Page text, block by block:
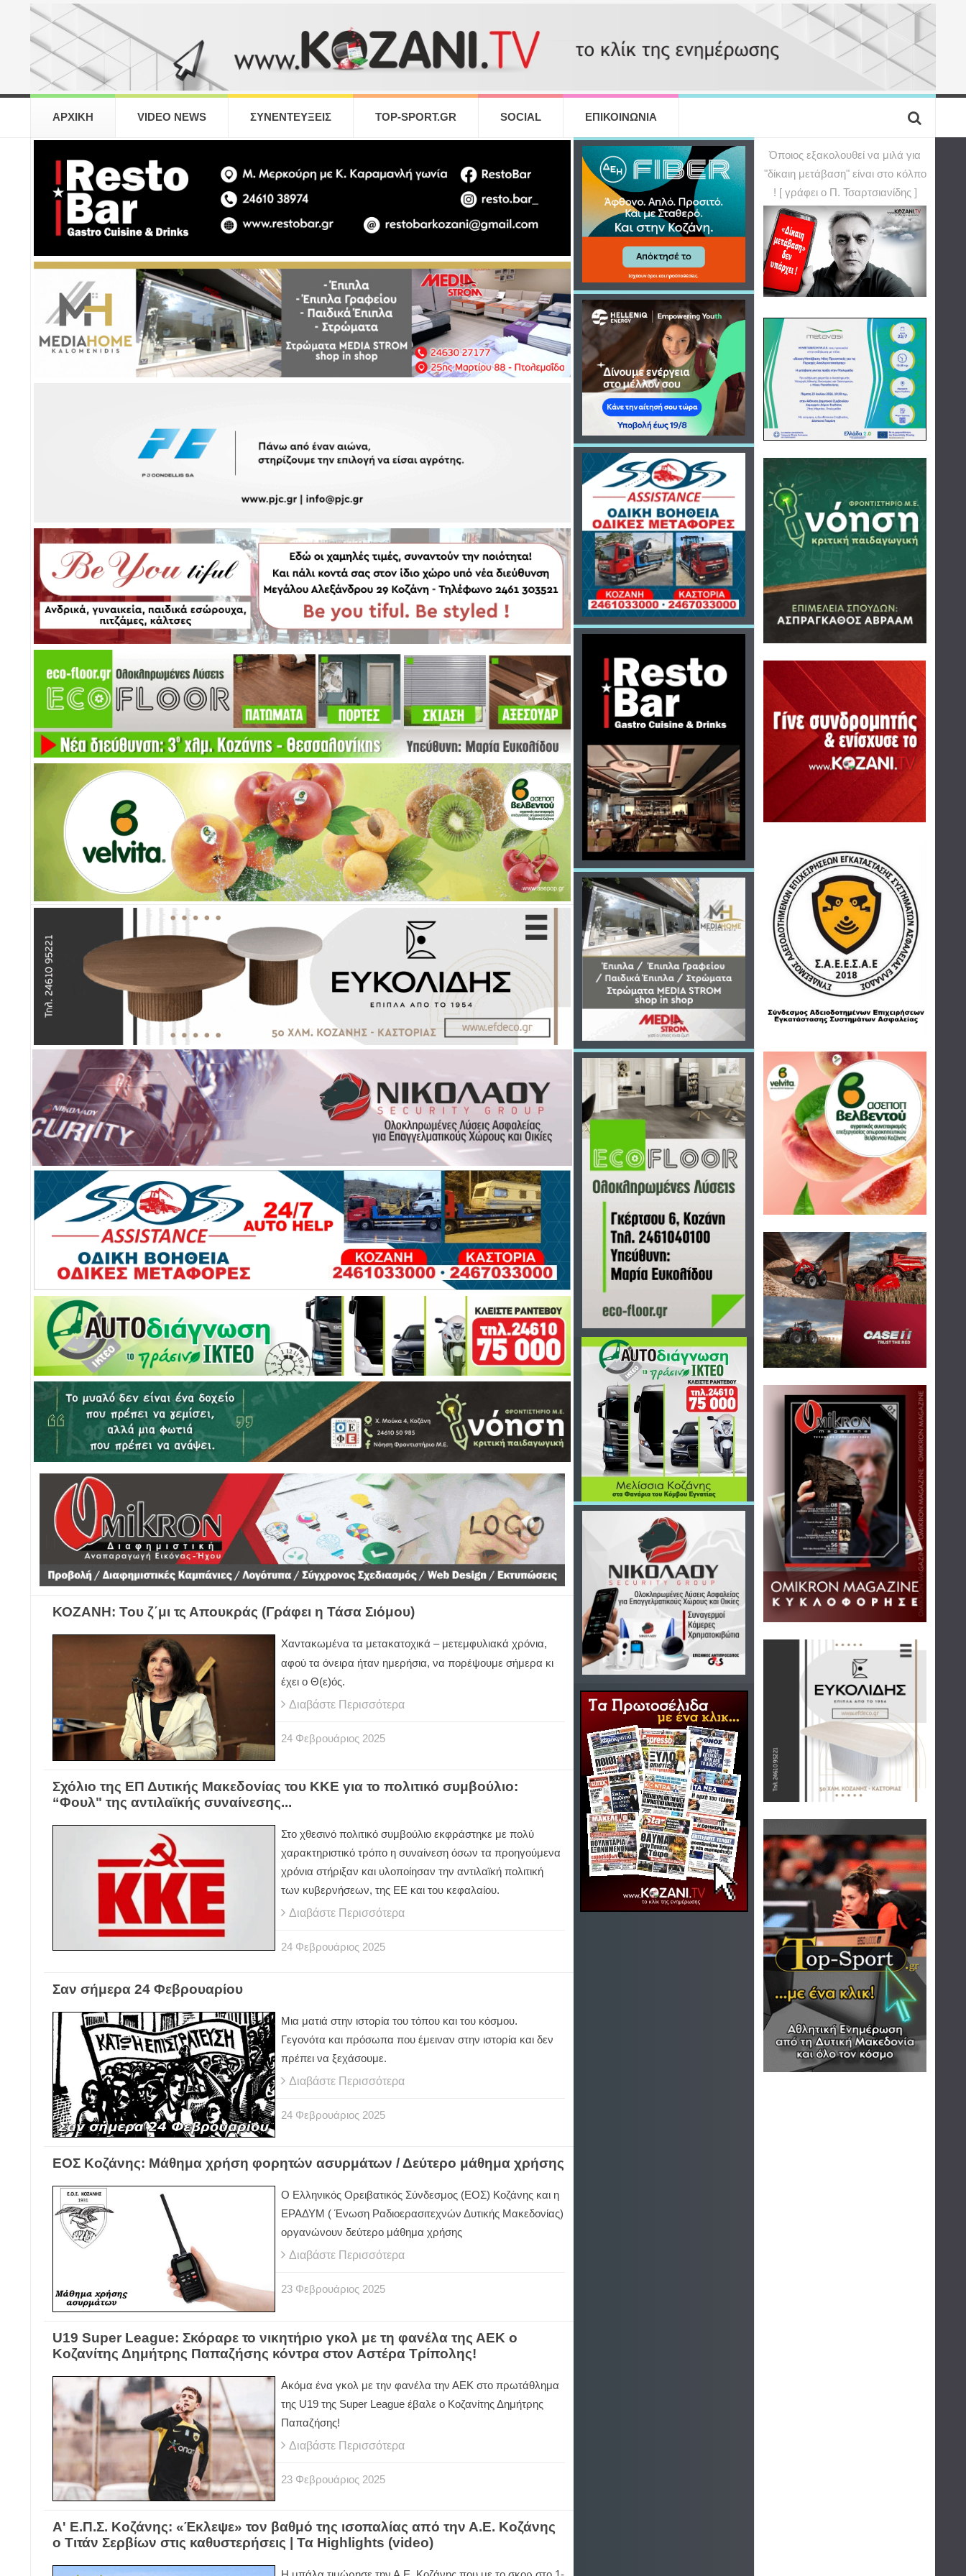
ΑΡΧΙΚΗ VIDEO NEWS ΣΥΝΕΝΤΕΥΞΕΙΣ TOP-SPORT.GR SOCIAL ΕΠΙΚΟΙΝΩΝΙΑ
ΚΟΖΑΝΗ: Του ζ΄μι τς Απουκράς (Γράφει η Τάσα Σιόμου)
Χαντακωμένα τα μετακατοχικά – μετεμφυλιακά χρόνια,
αφού τα όνειρα ήταν ημερήσια, να πορέψουμε σήμερα κι
έχει ο Θ(ε)ός.
Διαβάστε Περισσότερα
24 Φεβρουάριος 2025
Σχόλιο της ΕΠ Δυτικής Μακεδονίας του ΚΚΕ για το πολιτικό συμβούλιο:
“Φουλ" της αντιλαϊκής συναίνεσης...
Στο χθεσινό πολιτικό συμβούλιο εκφράστηκε με πολύ
χαρακτηριστικό τρόπο η συναίνεση όσων τα προηγούμενα
χρόνια στήριξαν και υλοποίησαν την αντιλαϊκή πολιτική
των κυβερνήσεων, της ΕΕ και του κεφαλαίου.
Διαβάστε Περισσότερα
24 Φεβρουάριος 2025
Σαν σήμερα 24 Φεβρουαρίου
Μια ματιά στην ιστορία του τόπου και του κόσμου.
Γεγονότα και πρόσωπα που έμειναν στην ιστορία και δεν
πρέπει να ξεχάσουμε.
Διαβάστε Περισσότερα
24 Φεβρουάριος 2025
ΕΟΣ Κοζάνης: Μάθημα χρήση φορητών ασυρμάτων / Δεύτερο μάθημα χρήσης
Ο Ελληνικός Ορειβατικός Σύνδεσμος (ΕΟΣ) Κοζάνης και η
ΕΡΑΔΥΜ ( Ένωση Ραδιοερασιτεχνών Δυτικής Μακεδονίας)
οργανώνουν δεύτερο μάθημα χρήσης
Διαβάστε Περισσότερα
23 Φεβρουάριος 2025
U19 Super League: Σκόραρε το νικητήριο γκολ με τη φανέλα της ΑΕΚ ο
Κοζανίτης Δημήτρης Παπαζήσης κόντρα στον Αστέρα Τρίπολης!
Ακόμα ένα γκολ με την φανέλα την ΑΕΚ στο πρωτάθλημα
της U19 της Super League έβαλε ο Κοζανίτης Δημήτρης
Παπαζήσης!
Διαβάστε Περισσότερα
23 Φεβρουάριος 2025
Α' Ε.Π.Σ. Κοζάνης: «Έκλεψε» τον βαθμό της ισοπαλίας από την Α.Ε. Κοζάνης
ο Τιτάν Σερβίων στις καθυστερήσεις | Τα Highlights (video)
Όποιος εξακολουθεί να μιλά για
"δίκαιη μετάβαση" είναι στο κόλπο
! [ γράφει ο Π. Τσαρτσιανίδης ]